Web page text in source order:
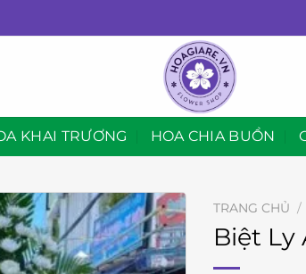
KHAI TRƯƠNG HOA CHIA BUỒN
TRANG CHỦ /
Biệt Ly